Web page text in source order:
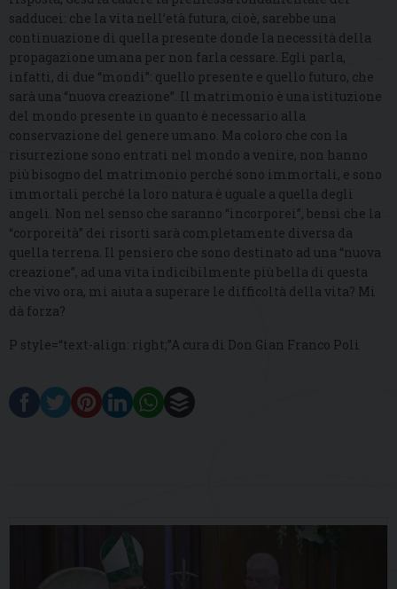
sadducei: che la vita nell’età futura, cioè, sarebbe una
continuazione di quella presente donde la necessità della
propagazione umana per non farla cessare. Egli parla,
infatti, di due “mondi”: quello presente e quello futuro, che
sarà una “nuova creazione”. Il matrimonio è una istituzione
del mondo presente in quanto è necessario alla
conservazione del genere umano. Ma coloro che con la
risurrezione sono entrati nel mondo a venire, non hanno
più bisogno del matrimonio perché sono immortali, e sono
immortali perché la loro natura è uguale a quella degli
angeli. Non nel senso che saranno “incorporei”, bensì che la
“corporeità” dei risorti sarà completamente diversa da
quella terrena. Il pensiero che sono destinato ad una “nuova
creazione”, ad una vita indicibilmente più bella di questa
che vivo ora, mi aiuta a superare le difficoltà della vita? Mi
dà forza?
P style=“text-align: right;”A cura di Don Gian Franco Poli